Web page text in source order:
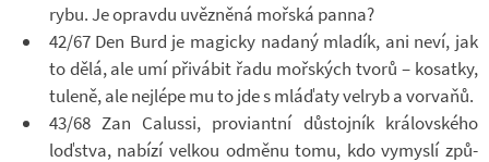
rybu. Je opravdu uvěz­něná moř­ská panna?
42/67 Den Burd je ma­gicky na­daný mla­dík, ani neví, jak
to dělá, ale umí při­vá­bit řadu moř­ských tvorů – ko­satky,
tu­leně, ale nej­lépe mu to jde s mlá­ďaty velryb a vor­vaňů.
43/68 Zan Ca­lussi, pro­vi­antní dů­stoj­ník krá­lov­ského
loďstva, na­bízí vel­kou od­měnu tomu, kdo vy­myslí způ­